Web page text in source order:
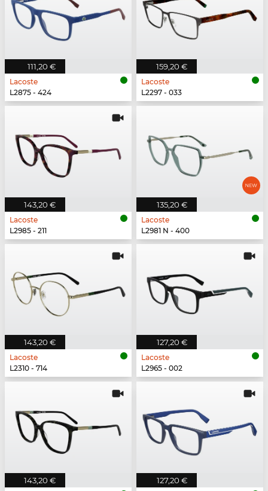
111,20 €
Lacoste
L2875 - 424
159,20 €
Lacoste
L2297 - 033
143,20 €
Lacoste
L2985 - 211
135,20 €
Lacoste
L2981 N - 400
143,20 €
Lacoste
L2310 - 714
127,20 €
Lacoste
L2965 - 002
143,20 € 127,20 €